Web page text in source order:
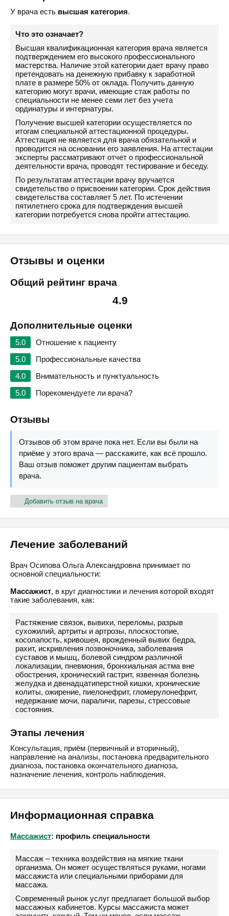
У врача есть высшая категория.
Что это означает?
Высшая квалификационная категория врача является
подтверждением его высокого профессионального
мастерства. Наличие этой категории дает врачу право
претендовать на денежную прибавку к заработной
плате в размере 50% от оклада. Получить данную
категорию могут врачи, имеющие стаж работы по
специальности не менее семи лет без учета
ординатуры и интернатуры.
Получение высшей категории осуществляется по
итогам специальной аттестационной процедуры.
Аттестация не является для врача обязательной и
проводится на основании его заявления. На аттестации
эксперты рассматривают отчет о профессиональной
деятельности врача, проводят тестирование и беседу.
По результатам аттестации врачу вручается
свидетельство о присвоении категории. Срок действия
свидетельства составляет 5 лет. По истечении
пятилетнего срока для подтверждения высшей
категории потребуется снова пройти аттестацию.
Отзывы и оценки
Общий рейтинг врача
4.9
Дополнительные оценки
5.0
Отношение к пациенту
5.0
Профессиональные качества
4.0
Внимательность и пунктуальность
5.0
Порекомендуете ли врача?
Отзывы
Отзывов об этом враче пока нет. Если вы были на
приёме у этого врача — расскажите, как всё прошло.
Ваш отзыв поможет другим пациентам выбрать
врача.
Добавить отзыв на врача
Лечение заболеваний
Врач Осипова Ольга Александровна принимает по
основной специальности:
Массажист, в круг диагностики и лечения которой входят
такие заболевания, как:
Растяжение связок, вывихи, переломы, разрыв
сухожилий, артриты и артрозы, плоскостопие,
косолапость, кривошея, врожденный вывих бедра,
рахит, искривления позвоночника, заболевания
суставов и мышц, болевой синдром различной
локализации, пневмония, бронхиальная астма вне
обострения, хронический гастрит, язвенная болезнь
желудка и двенадцатиперстной кишки, хронические
колиты, ожирение, пиелонефрит, гломерулонефрит,
недержание мочи, параличи, парезы, стрессовые
состояния.
Этапы лечения
Консультация, приём (первичный и вторичный),
направление на анализы, постановка предварительного
диагноза, постановка окончательного диагноза,
назначение лечения, контроль наблюдения.
Информационная справка
Массажист: профиль специальности
Массаж – техника воздействия на мягкие ткани
организма. Он может осуществляться руками, ногами
массажиста или специальными приборами для
массажа.
Современный рынок услуг предлагает большой выбор
массажных кабинетов. Курсы массажиста может